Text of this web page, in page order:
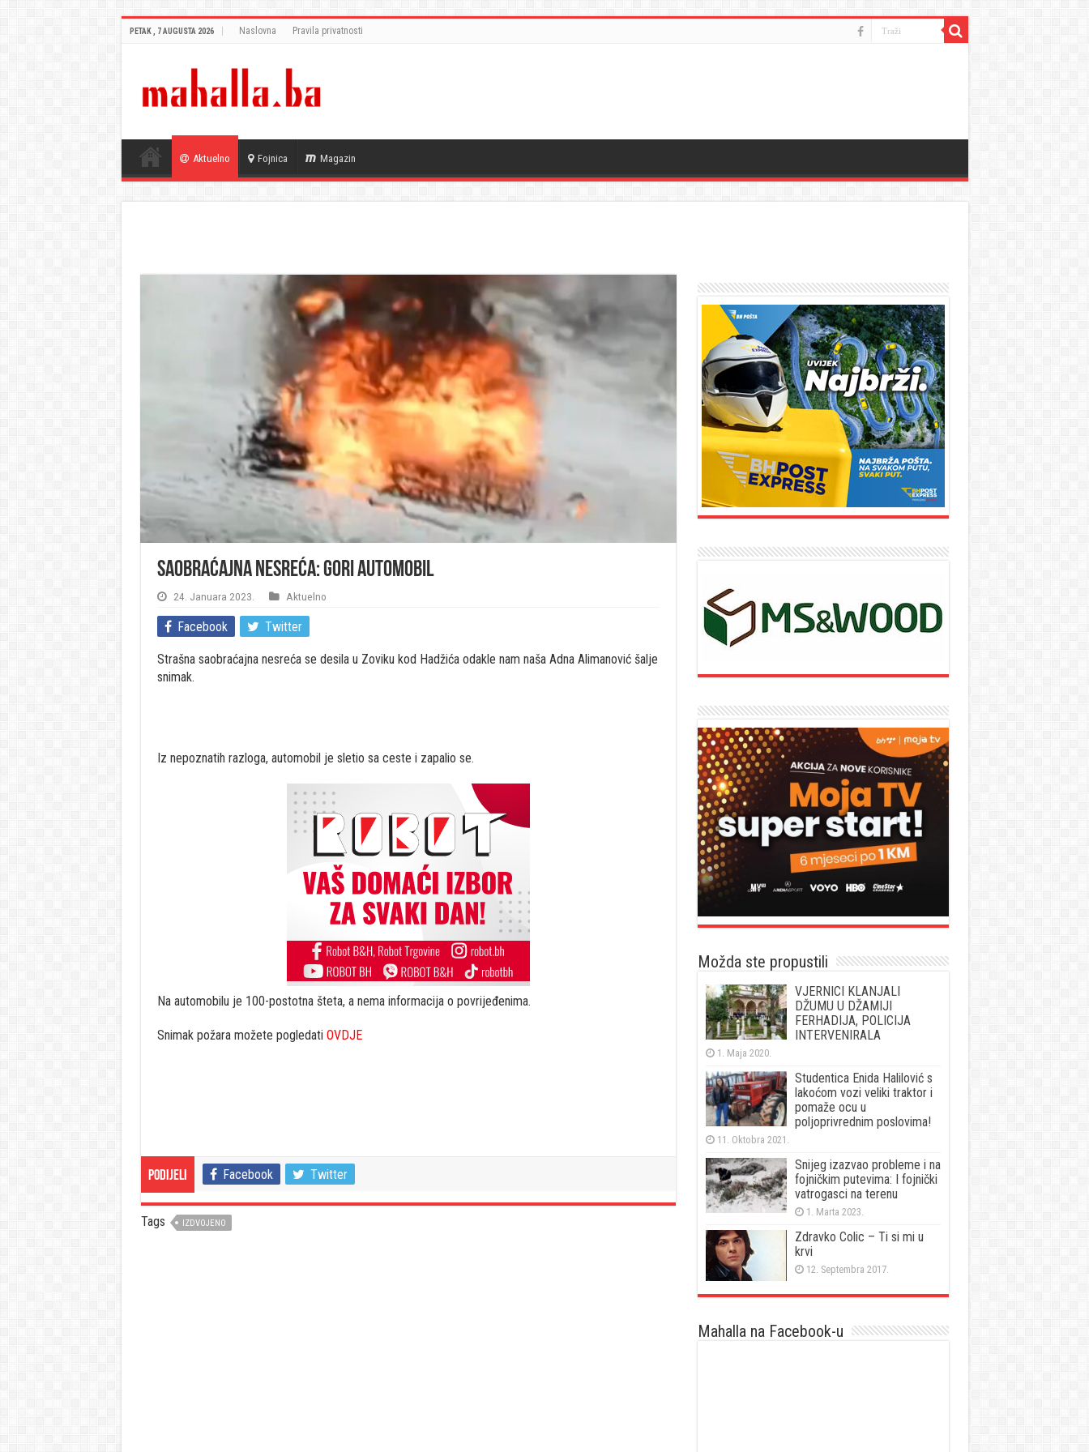
PETAK , 7 AUGUSTA 2026 Naslovna Pravila privatnosti
Aktuelno Fojnica Magazin
Saobraćajna nesreća: Gori automobil
24. Januara 2023. Aktuelno
Facebook Twitter
Strašna saobraćajna nesreća se desila u Zoviku kod Hadžića odakle nam naša Adna Alimanović šalje
snimak.
Iz nepoznatih razloga, automobil je sletio sa ceste i zapalio se.
Na automobilu je 100-postotna šteta, a nema informacija o povrijeđenima.
Snimak požara možete pogledati OVDJE
Podijeli Facebook Twitter
Tags IZDVOJENO
Možda ste propustili
VJERNICI KLANJALI
DŽUMU U DŽAMIJI
FERHADIJA, POLICIJA
INTERVENIRALA
1. Maja 2020.
Studentica Enida Halilović s
lakoćom vozi veliki traktor i
pomaže ocu u
poljoprivrednim poslovima!
11. Oktobra 2021.
Snijeg izazvao probleme i na
fojničkim putevima: I fojnički
vatrogasci na terenu
1. Marta 2023.
Zdravko Colic – Ti si mi u
krvi
12. Septembra 2017.
Mahalla na Facebook-u